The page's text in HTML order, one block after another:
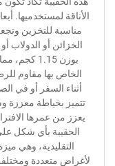
للتخزين وتجعلها سهلة
أو الدولاب أو حتى
بوزن 1.15 كجم، مما يجعل
بها مقاوم للرطوبة والبلى،
السفر أو في الصالة
معززة وسحاب قوي
عمرها الافتراضي الطويل
بأي شكل على كونها كبيرة
وهي ميزة رائعة
ومختلفة سواء